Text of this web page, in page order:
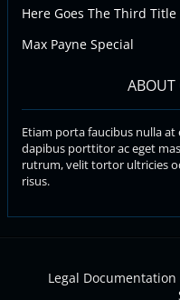
Here Goes The Third Title
Max Payne Special
ABOUT
Etiam porta faucibus nulla at
dapibus porttitor ac eget
rutrum, velit tortor ultricies
risus.
Legal Documentation